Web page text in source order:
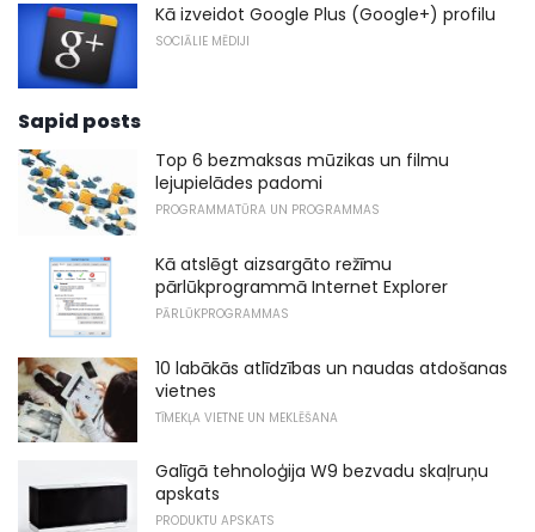
Kā izveidot Google Plus (Google+) profilu
SOCIĀLIE MĒDIJI
Sapid posts
Top 6 bezmaksas mūzikas un filmu
lejupielādes padomi
PROGRAMMATŪRA UN PROGRAMMAS
Kā atslēgt aizsargāto režīmu
pārlūkprogrammā Internet Explorer
PĀRLŪKPROGRAMMAS
10 labākās atlīdzības un naudas atdošanas
vietnes
TĪMEKĻA VIETNE UN MEKLĒŠANA
Galīgā tehnoloģija W9 bezvadu skaļruņu
apskats
PRODUKTU APSKATS